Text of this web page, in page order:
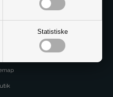
Statistiske